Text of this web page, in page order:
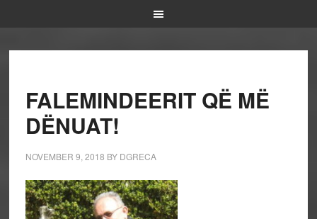
FALEMINDEERIT QË MË
DËNUAT!
NOVEMBER 9, 2018 BY DGRECA